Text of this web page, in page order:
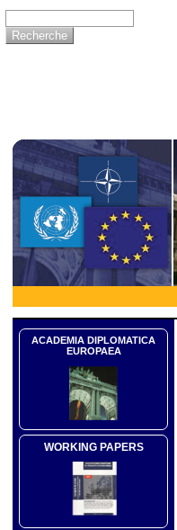
ACADEMIA DIPLOMATICA
EUROPAEA
WORKING PAPERS